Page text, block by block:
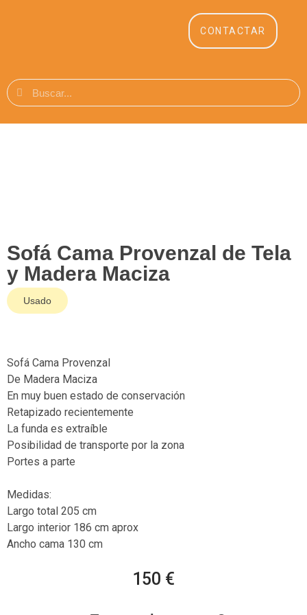
CONTACTAR
Sofá Cama Provenzal de Tela
y Madera Maciza
Usado
Sofá Cama Provenzal
De Madera Maciza
En muy buen estado de conservación
Retapizado recientemente
La funda es extraíble
Posibilidad de transporte por la zona
Portes a parte
Medidas:
Largo total 205 cm
Largo interior 186 cm aprox
Ancho cama 130 cm
150 €